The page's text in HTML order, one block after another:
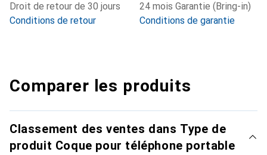
Droit de retour de 30 jours
Conditions de retour
24 mois Garantie (Bring-in)
Conditions de garantie
Comparer les produits
Classement des ventes dans Type de
produit Coque pour téléphone portable